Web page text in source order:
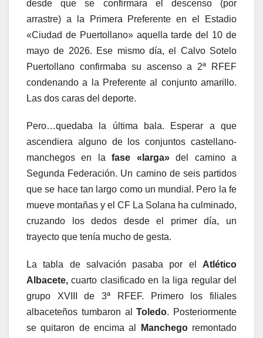
desde que se confirmara el descenso (por
arrastre) a la Primera Preferente en el Estadio
«Ciudad de Puertollano» aquella tarde del 10 de
mayo de 2026. Ese mismo día, el Calvo Sotelo
Puertollano confirmaba su ascenso a 2ª RFEF
condenando a la Preferente al conjunto amarillo.
Las dos caras del deporte.
Pero…quedaba la última bala. Esperar a que
ascendiera alguno de los conjuntos castellano-
manchegos en lafase «larga»del camino a
Segunda Federación. Un camino de seis partidos
que se hace tan largo como un mundial. Pero la fe
mueve montañas y el CF La Solana ha culminado,
cruzando los dedos desde el primer día, un
trayecto que tenía mucho de gesta.
La tabla de salvación pasaba por el Atlético
Albacete, cuarto clasificado en la liga regular del
grupo XVIII de 3ª RFEF. Primero los filiales
albaceteños tumbaron alToledo. Posteriormente
se quitaron de encima al
Manchegoremontado